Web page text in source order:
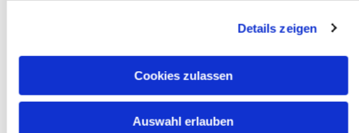
Details zeigen
Cookies zulassen
Auswahl erlauben